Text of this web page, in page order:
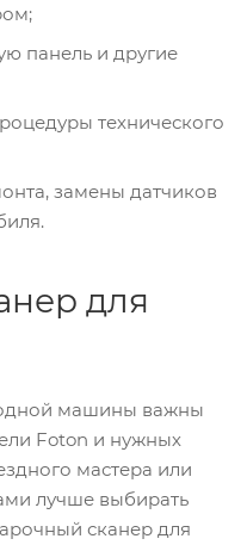
панель и другие
технического
замены датчиков
для
машины важны
Foton и нужных
мастера или
лучше выбирать
сканер для